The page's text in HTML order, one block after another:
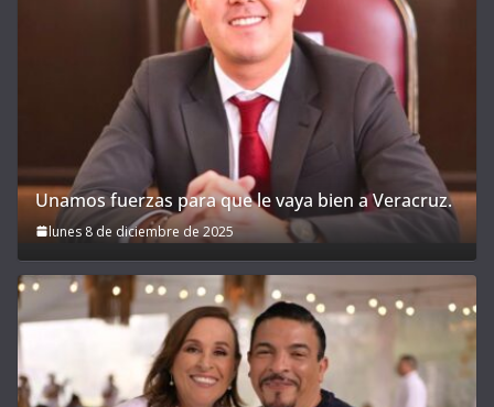
Unamos fuerzas para que le vaya bien a Veracruz.
lunes 8 de diciembre de 2025